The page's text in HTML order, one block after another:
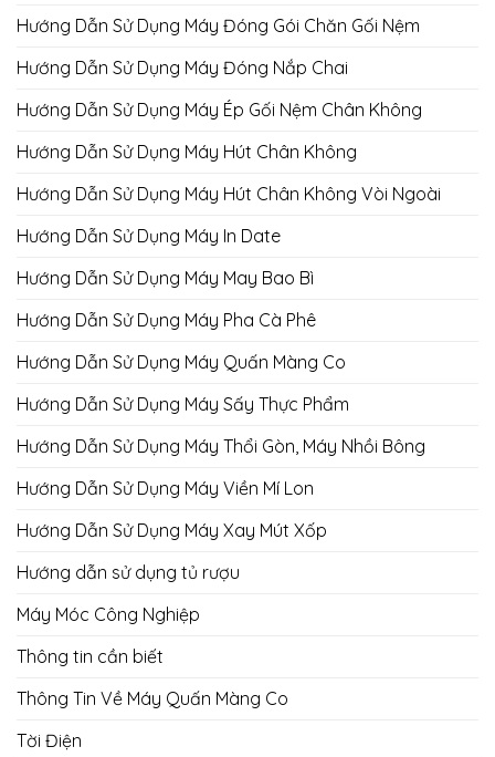
Hướng Dẫn Sử Dụng Máy Đóng Gói Chăn Gối Nệm
Hướng Dẫn Sử Dụng Máy Đóng Nắp Chai
Hướng Dẫn Sử Dụng Máy Ép Gối Nệm Chân Không
Hướng Dẫn Sử Dụng Máy Hút Chân Không
Hướng Dẫn Sử Dụng Máy Hút Chân Không Vòi Ngoài
Hướng Dẫn Sử Dụng Máy In Date
Hướng Dẫn Sử Dụng Máy May Bao Bì
Hướng Dẫn Sử Dụng Máy Pha Cà Phê
Hướng Dẫn Sử Dụng Máy Quấn Màng Co
Hướng Dẫn Sử Dụng Máy Sấy Thực Phẩm
Hướng Dẫn Sử Dụng Máy Thổi Gòn, Máy Nhồi Bông
Hướng Dẫn Sử Dụng Máy Viền Mí Lon
Hướng Dẫn Sử Dụng Máy Xay Mút Xốp
Hướng dẫn sử dụng tủ rượu
Máy Móc Công Nghiệp
Thông tin cần biết
Thông Tin Về Máy Quấn Màng Co
Tời Điện